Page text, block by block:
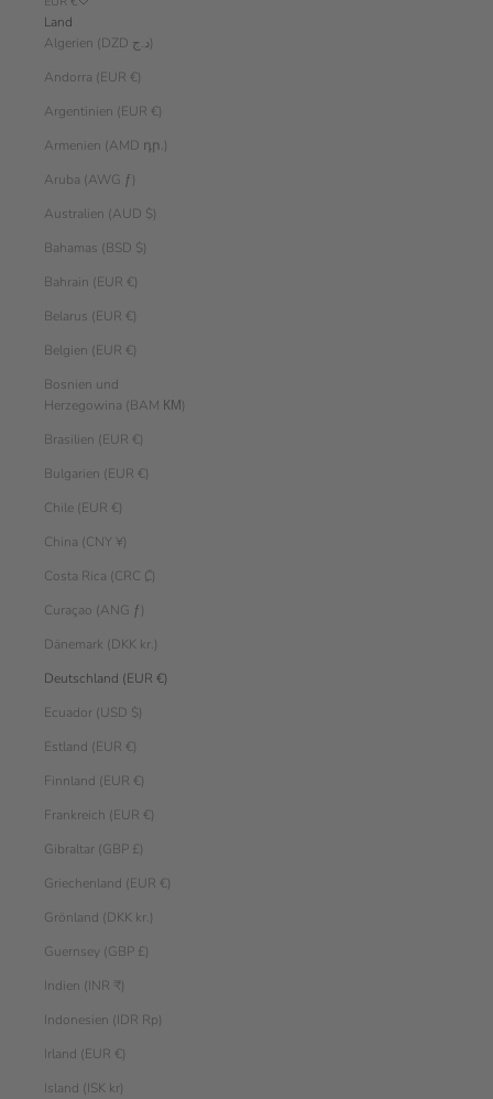
Land
Algerien (DZD د.ج)
Andorra (EUR €)
Argentinien (EUR €)
Armenien (AMD դր.)
Aruba (AWG ƒ)
Australien (AUD $)
Bahamas (BSD $)
Bahrain (EUR €)
Belarus (EUR €)
Belgien (EUR €)
Bosnien und
Herzegowina (BAM КМ)
Brasilien (EUR €)
Bulgarien (EUR €)
Chile (EUR €)
China (CNY ¥)
Costa Rica (CRC ₡)
Curaçao (ANG ƒ)
Dänemark (DKK kr.)
Deutschland (EUR €)
Ecuador (USD $)
Estland (EUR €)
Finnland (EUR €)
Frankreich (EUR €)
Gibraltar (GBP £)
Griechenland (EUR €)
Grönland (DKK kr.)
Guernsey (GBP £)
Indien (INR ₹)
Indonesien (IDR Rp)
Irland (EUR €)
Island (ISK kr)